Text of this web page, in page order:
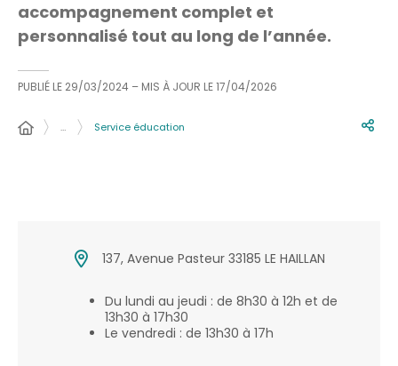
accompagnement complet et
personnalisé tout au long de l’année.
PUBLIÉ LE 29/03/2024 – MIS À JOUR LE17/04/2026
… Service éducation
137, Avenue Pasteur 33185 LE HAILLAN
Du lundi au jeudi : de 8h30 à 12h et de
13h30 à 17h30
Le vendredi : de 13h30 à 17h